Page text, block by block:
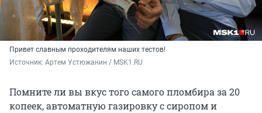
Привет славным проходителям наших тестов!
Источник: Артем Устюжанин / MSK1.RU
Помните ли вы вкус того самого пломбира за 20
копеек, автоматную газировку с сиропом и